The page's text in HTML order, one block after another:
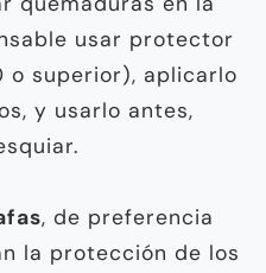
usar protector
o superior), aplicarlo
y usarlo antes,
, de preferencia
la protección de los